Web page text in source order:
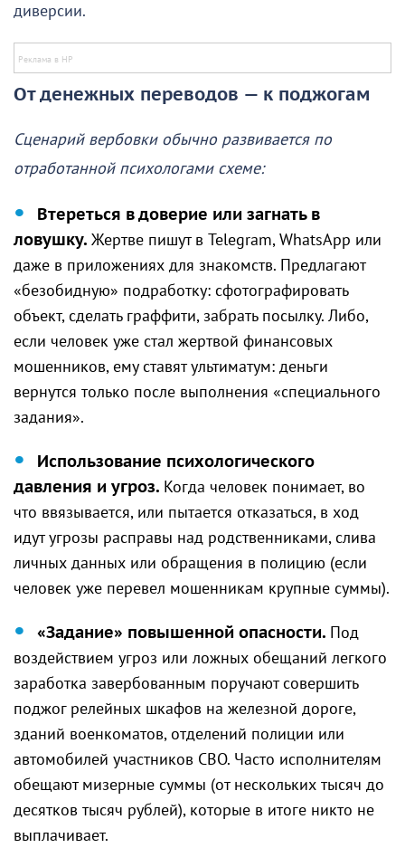
диверсии.
От денежных переводов — к поджогам
Сценарий вербовки обычно развивается по
отработанной психологами схеме:
Втереться в доверие или загнать в
ловушку. Жертве пишут в Telegram, WhatsApp или
даже в приложениях для знакомств. Предлагают
«безобидную» подработку: сфотографировать
объект, сделать граффити, забрать посылку. Либо,
если человек уже стал жертвой финансовых
мошенников, ему ставят ультиматум: деньги
вернутся только после выполнения «специального
задания».
Использование психологического
давления и угроз. Когда человек понимает, во
что ввязывается, или пытается отказаться, в ход
идут угрозы расправы над родственниками, слива
личных данных или обращения в полицию (если
человек уже перевел мошенникам крупные суммы).
«Задание» повышенной опасности. Под
воздействием угроз или ложных обещаний легкого
заработка завербованным поручают совершить
поджог релейных шкафов на железной дороге,
зданий военкоматов, отделений полиции или
автомобилей участников СВО. Часто исполнителям
обещают мизерные суммы (от нескольких тысяч до
десятков тысяч рублей), которые в итоге никто не
выплачивает.